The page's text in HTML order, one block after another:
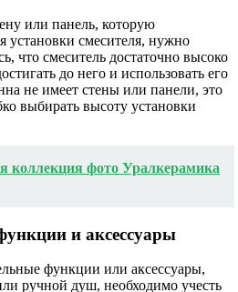
или панель, которую
установки смесителя, нужно
что смеситель достаточно высоко
до него и использовать его
не имеет стены или панели, это
выбирать высоту установки
коллекция фото Уралкерамика
и аксессуары
функции или аксессуары,
ручной душ, необходимо учесть